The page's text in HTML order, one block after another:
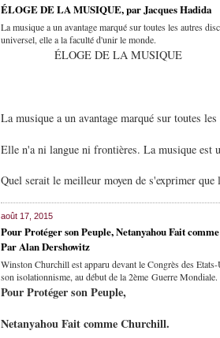
ÉLOGE DE LA MUSIQUE, par Jacques Hadida
La musique a un avantage marqué sur toutes les autres
universel, elle a la faculté d'unir le monde.
ÉLOGE DE LA MUSIQUE
La musique a un avantage marqué sur toutes
Elle n'a ni langue ni frontières. La musique est
Quel serait le meilleur moyen de s'exprimer que
août 17, 2015
Pour Protéger son Peuple, Netanyahou Fait
Par Alan Dershowitz
Winston Churchill est apparu devant le Congrès des
son isolationnisme, au début de la 2ème Guerre Mondiale.
Pour Protéger son Peuple,
Netanyahou Fait comme Churchill.